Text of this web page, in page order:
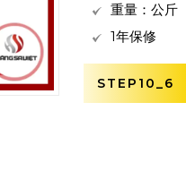
重量：公斤
1年保修
STEP10_6